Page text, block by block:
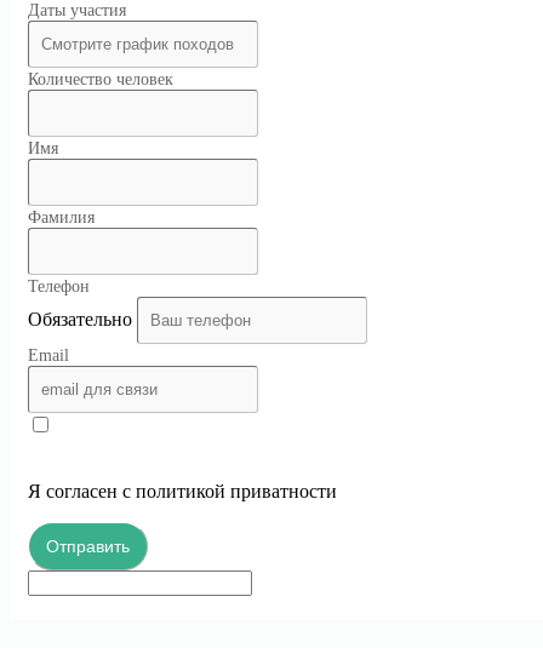
Даты участия
Количество человек
Имя
Фамилия
Телефон
Обязательно
Email
Я согласен с политикой приватности
Отправить